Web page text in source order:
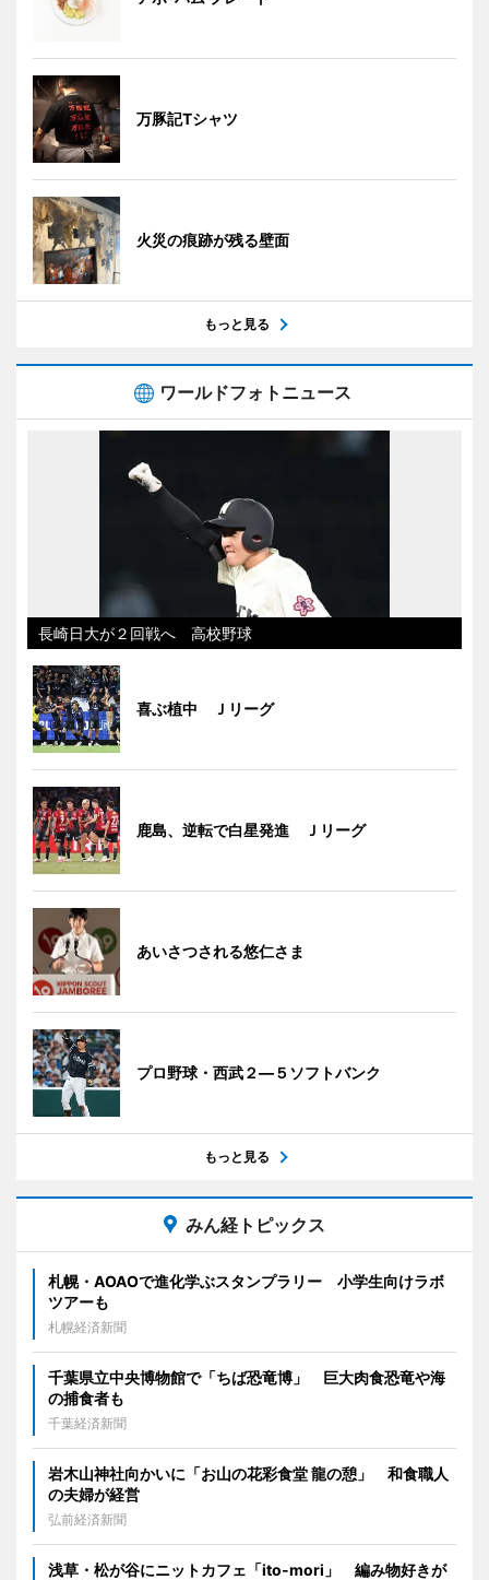
万豚記Tシャツ
火災の痕跡が残る壁面
もっと見る
ワールドフォトニュース
長崎日大が２回戦へ 高校野球
喜ぶ植中 Ｊリーグ
鹿島、逆転で白星発進 Ｊリーグ
あいさつされる悠仁さま
プロ野球・西武２―５ソフトバンク
もっと見る
みん経トピックス
札幌・AOAOで進化学ぶスタンプラリー 小学生向けラボ
ツアーも
札幌経済新聞
千葉県立中央博物館で「ちば恐竜博」 巨大肉食恐竜や海
の捕食者も
千葉経済新聞
岩木山神社向かいに「お山の花彩食堂 龍の憩」 和食職人
の夫婦が経営
弘前経済新聞
浅草・松が谷にニットカフェ「ito-mori」 編み物好きが